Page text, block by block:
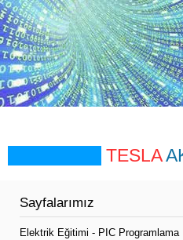
TESLA
Sayfalarımız
Elektrik Eğitimi - PIC Programlama